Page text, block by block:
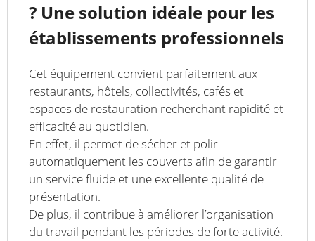
? Une solution idéale pour les
établissements professionnels
Cet équipement convient parfaitement aux
restaurants, hôtels, collectivités, cafés et
espaces de restauration recherchant rapidité et
efficacité au quotidien.
En effet, il permet de sécher et polir
automatiquement les couverts afin de garantir
un service fluide et une excellente qualité de
présentation.
De plus, il contribue à améliorer l’organisation
du travail pendant les périodes de forte activité.